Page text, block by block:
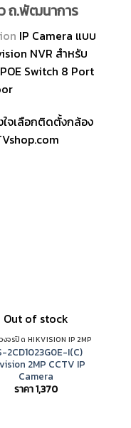
ถ.พัฒนาการ
IP Camera แบบ
NVR สำหรับ
Switch 8 Port
จเลือกติดตั้งกล้อง
Out of stock
จรปิด HIKVISION IP 2MP
2CD1023G0E-I(C)
2MP CCTV IP
Camera
ราคา1,370